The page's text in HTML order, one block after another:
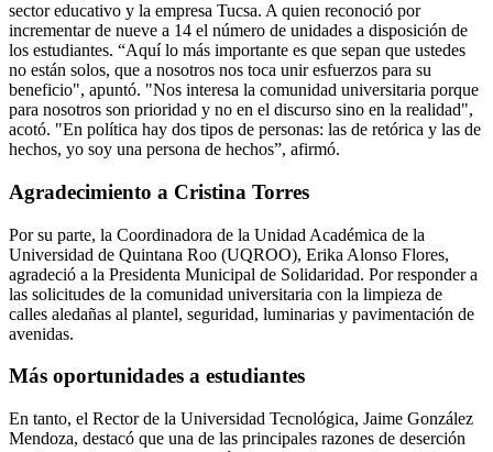
sector educativo y la empresa Tucsa. A quien reconoció por
incrementar de nueve a 14 el número de unidades a disposición de
los estudiantes. “Aquí lo más importante es que sepan que ustedes
no están solos, que a nosotros nos toca unir esfuerzos para su
beneficio", apuntó. "Nos interesa la comunidad universitaria porque
para nosotros son prioridad y no en el discurso sino en la realidad",
acotó. "En política hay dos tipos de personas: las de retórica y las de
hechos, yo soy una persona de hechos”, afirmó.
Agradecimiento a Cristina Torres
Por su parte, la Coordinadora de la Unidad Académica de la
Universidad de Quintana Roo (UQROO), Erika Alonso Flores,
agradeció a la Presidenta Municipal de Solidaridad. Por responder a
las solicitudes de la comunidad universitaria con la limpieza de
calles aledañas al plantel, seguridad, luminarias y pavimentación de
avenidas.
Más oportunidades a estudiantes
En tanto, el Rector de la Universidad Tecnológica, Jaime González
Mendoza, destacó que una de las principales razones de deserción